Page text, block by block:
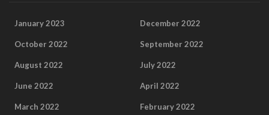
January 2023 December 2022
October 2022 September 2022
August 2022 July 2022
June 2022 April 2022
March 2022 February 2022